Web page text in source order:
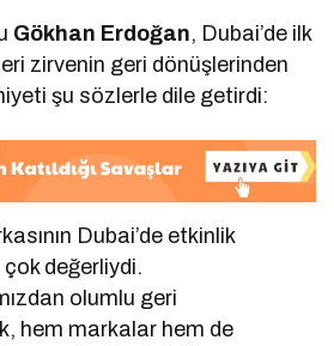
Gökhan Erdoğan, Dubai’de ilk
zirvenin geri dönüşlerinden
şu sözlerle dile getirdi:
Dubai’de etkinlik
değerliydi.
olumlu geri
hem markalar hem de